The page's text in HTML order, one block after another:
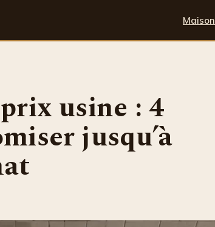
Maison
usine : 4
jusqu’à